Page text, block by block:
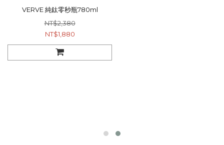
VERVE 純鈦零秒瓶780ml
NT$2,380
NT$1,880